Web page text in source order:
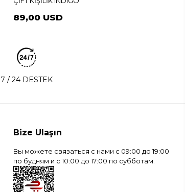
89,00 USD
7 / 24 DESTEK
Bize Ulaşın
Вы можете связаться с нами с 09:00 до 19:00
по будням и с 10:00 до 17:00 по субботам.